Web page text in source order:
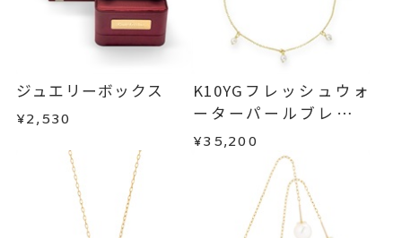
ジュエリーボックス
¥2,530
K10YGフレッシュウォ
ーターパールブレスレ
ット
¥35,200